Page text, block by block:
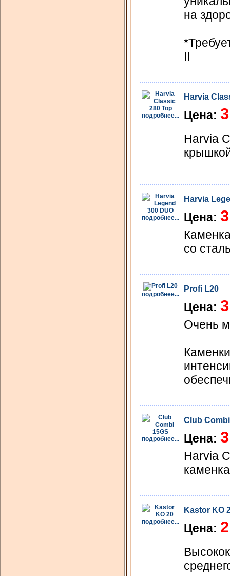
на
II
подробнее...
Harvia
Цена:
Harvia
подробнее...
Harvia
Цена:
со
подробнее...
Profi L20
Цена:
Очень
подробнее...
Club
Цена:
Harvia
подробнее...
Kastor KO
Цена: